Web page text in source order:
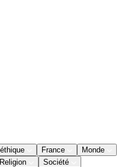
France
Monde
Religion Société